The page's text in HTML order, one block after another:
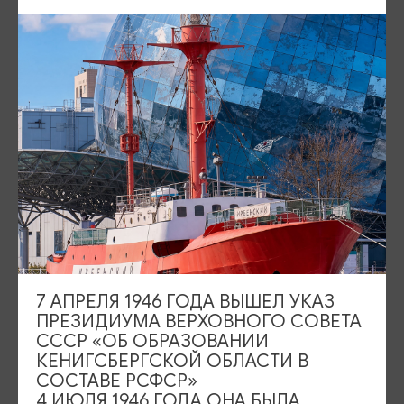
17.09.2026, 19:00
МЕСТО ПРОВЕДЕНИЯ
Калининградский областной драматический театр, пр-кт Мира, 4,
Калининград
Показать на карте
ТЕЛЕФОН
+7 (4012) 21-24-22 - касса
ПОЧТА
kassa@dramteatr39.ru
16+
БИЛЕТЫ
800-3500 рублей
7 АПРЕЛЯ 1946 ГОДА ВЫШЕЛ УКАЗ
ПРЕЗИДИУМА ВЕРХОВНОГО СОВЕТА
СССР «ОБ ОБРАЗОВАНИИ
КЕНИГСБЕРГСКОЙ ОБЛАСТИ В
СОСТАВЕ РСФСР»